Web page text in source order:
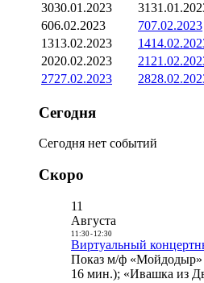
3030.01.2023 31
606.02.2023 707.02.2023
1313.02.2023 14
2020.02.2023 21
2727.02.2023 28
Сегодня
Сегодня нет событий
Скоро
11
Августа
11:30- 12:30
Виртуальный
Показ м/ф «Мойдодыр»
16 мин.); «Ивашка из